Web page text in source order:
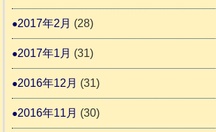
2017年2月 (28)
2017年1月 (31)
2016年12月 (31)
2016年11月 (30)